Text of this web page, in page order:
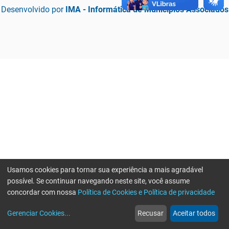
Desenvolvido por IMA - Informática de Municípios Associados
web
Notícias
more_horiz
Mais
Usamos cookies para tornar sua experiência a mais agradável
possível. Se continuar navegando neste site, você assume
concordar com nossa Política de Cookies e Política de privacidade
Gerenciar Cookies... Recusar Aceitar todos
Erro ao enviar informações, por favor tente novamente